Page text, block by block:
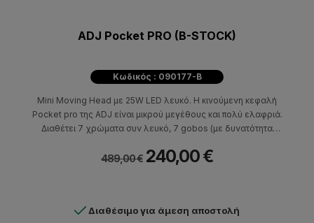
ADJ Pocket PRO (B-STOCK)
Κωδικός : 090177-B
Mini Moving Head με 25W LED λευκό. Η κινούμενη κεφαλή
Pocket pro της ADJ είναι μικρού μεγέθους και πολύ ελαφριά.
Διαθέτει 7 χρώματα συν λευκό, 7 gobos (με δυνατότητα
συσκευασία. Η ADJ Pocket pro είναι το ιδανικό φωτιστικό εφέ
Gobo. Μπορεί να λειτουργήσει με music control (διαθέτει 4
489,00 € 240,00 €
Διαθέσιμο για άμεση αποστολή